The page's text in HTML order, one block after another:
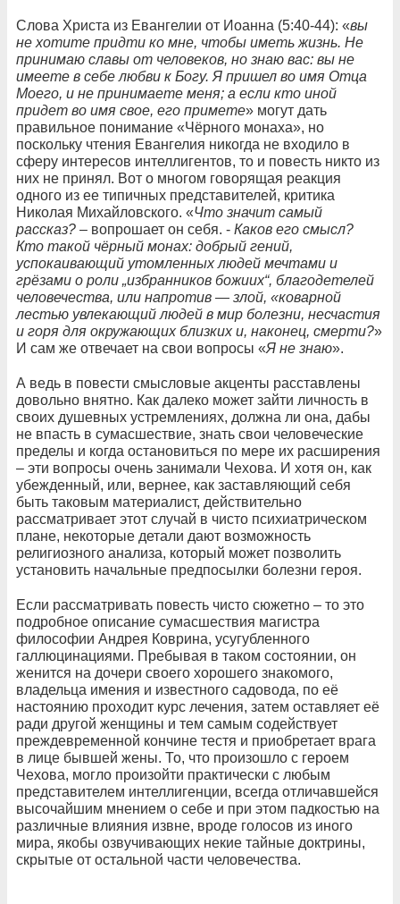
Слова Христа из Евангелии от Иоанна (5:40-44): «вы
не хотите придти ко мне, чтобы иметь жизнь. Не
принимаю славы от человеков, но знаю вас: вы не
имеете в себе любви к Богу. Я пришел во имя Отца
Моего, и не принимаете меня; а если кто иной
придет во имя свое, его примете» могут дать
правильное понимание «Чёрного монаха», но
поскольку чтения Евангелия никогда не входило в
сферу интересов интеллигентов, то и повесть никто из
них не принял. Вот о многом говорящая реакция
одного из ее типичных представителей, критика
Николая Михайловского. «Что значит самый
рассказ? – вопрошает он себя. - Каков его смысл?
Кто такой чёрный монах: добрый гений,
успокаивающий утомленных людей мечтами и
грёзами о роли „избранников божиих“, благодетелей
человечества, или напротив — злой, «коварной
лестью увлекающий людей в мир болезни, несчастия
и горя для окружающих близких и, наконец, смерти?»
И сам же отвечает на свои вопросы «Я не знаю».
А ведь в повести смысловые акценты расставлены
довольно внятно. Как далеко может зайти личность в
своих душевных устремлениях, должна ли она, дабы
не впасть в сумасшествие, знать свои человеческие
пределы и когда остановиться по мере их расширения
– эти вопросы очень занимали Чехова. И хотя он, как
убежденный, или, вернее, как заставляющий себя
быть таковым материалист, действительно
рассматривает этот случай в чисто психиатрическом
плане, некоторые детали дают возможность
религиозного анализа, который может позволить
установить начальные предпосылки болезни героя.
Если рассматривать повесть чисто сюжетно – то это
подробное описание сумасшествия магистра
философии Андрея Коврина, усугубленного
галлюцинациями. Пребывая в таком состоянии, он
женится на дочери своего хорошего знакомого,
владельца имения и известного садовода, по её
настоянию проходит курс лечения, затем оставляет её
ради другой женщины и тем самым содействует
преждевременной кончине тестя и приобретает врага
в лице бывшей жены. То, что произошло с героем
Чехова, могло произойти практически с любым
представителем интеллигенции, всегда отличавшейся
высочайшим мнением о себе и при этом падкостью на
различные влияния извне, вроде голосов из иного
мира, якобы озвучивающих некие тайные доктрины,
скрытые от остальной части человечества.